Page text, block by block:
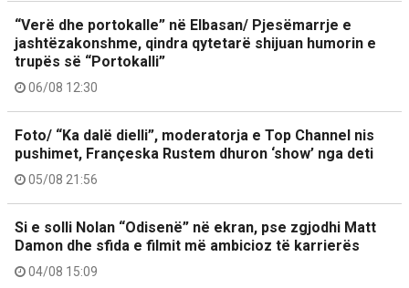
“Verë dhe portokalle” në Elbasan/ Pjesëmarrje e
jashtëzakonshme, qindra qytetarë shijuan humorin e
trupës së “Portokalli”
06/08 12:30
Foto/ “Ka dalë dielli”, moderatorja e Top Channel nis
pushimet, Françeska Rustem dhuron ‘show’ nga deti
05/08 21:56
Si e solli Nolan “Odisenë” në ekran, pse zgjodhi Matt
Damon dhe sfida e filmit më ambicioz të karrierës
04/08 15:09